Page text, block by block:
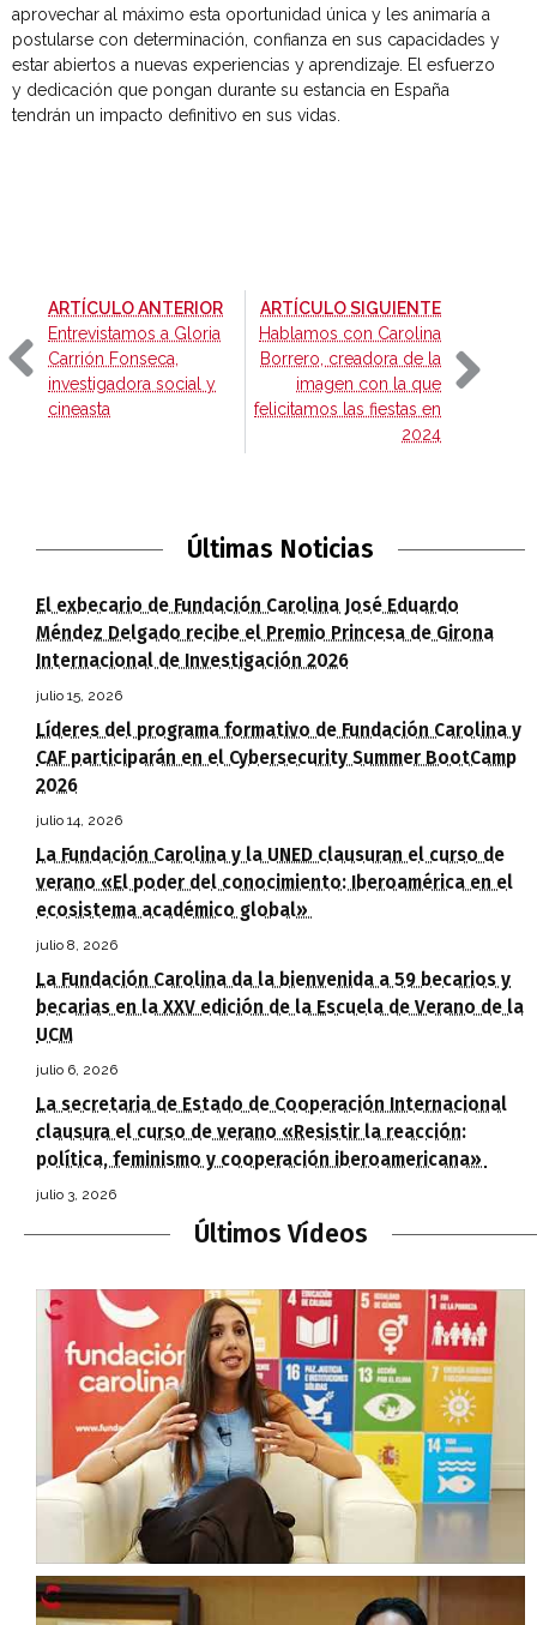
aprovechar al máximo esta oportunidad única y les animaría a
postularse con determinación, confianza en sus capacidades y
estar abiertos a nuevas experiencias y aprendizaje. El esfuerzo
y dedicación que pongan durante su estancia en España
tendrán un impacto definitivo en sus vidas.
ARTÍCULO ANTERIOR-
Entrevistamos a Gloria
Carrión Fonseca,
investigadora social y
cineasta
ARTÍCULO SIGUIENTE-
Hablamos con Carolina
Borrero, creadora de la
imagen con la que
felicitamos las fiestas en
2024
Últimas Noticias
El exbecario de Fundación Carolina José Eduardo
Méndez Delgado recibe el Premio Princesa de Girona
Internacional de Investigación 2026
julio 15, 2026
Líderes del programa formativo de Fundación Carolina y
CAF participarán en el Cybersecurity Summer BootCamp
2026
julio 14, 2026
La Fundación Carolina y la UNED clausuran el curso de
verano «El poder del conocimiento: Iberoamérica en el
ecosistema académico global»
julio 8, 2026
La Fundación Carolina da la bienvenida a 59 becarios y
becarias en la XXV edición de la Escuela de Verano de la
UCM
julio 6, 2026
La secretaria de Estado de Cooperación Internacional
clausura el curso de verano «Resistir la reacción:
política, feminismo y cooperación iberoamericana»
julio 3, 2026
Últimos Vídeos